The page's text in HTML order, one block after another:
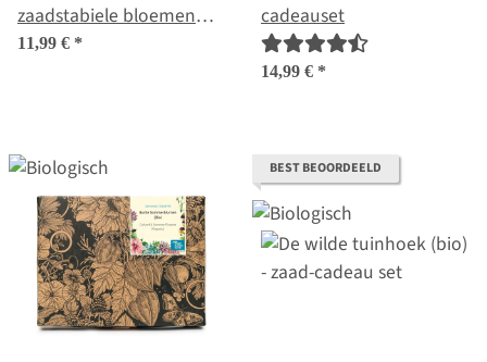
zaadstabiele bloemen
variëteiten - wild &
11,99 € *
cadeauset
14,99 € *
BEST BEOORDEELD